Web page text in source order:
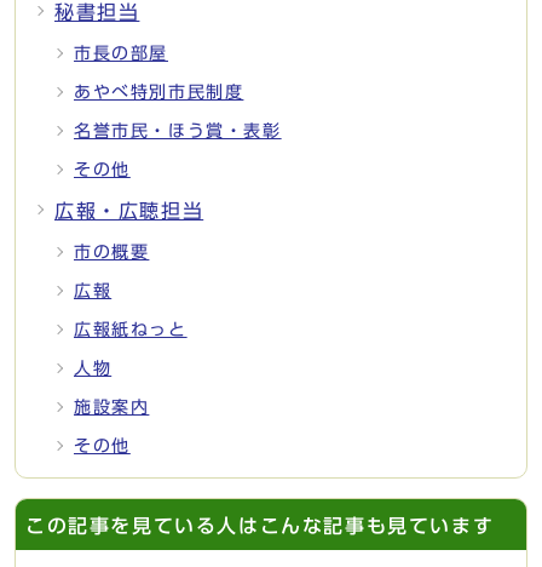
秘書担当
市長の部屋
あやべ特別市民制度
名誉市民・ほう賞・表彰
その他
広報・広聴担当
市の概要
広報
広報紙ねっと
人物
施設案内
その他
この記事を見ている人はこんな記事も見ています